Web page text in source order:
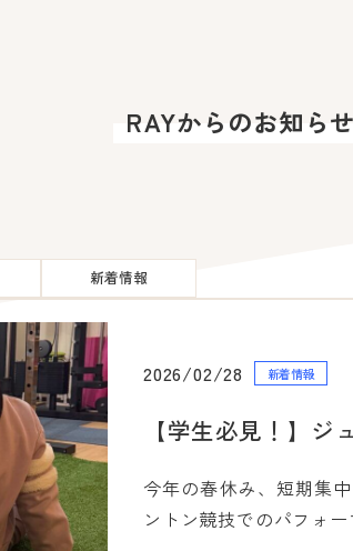
スペシャル
コラム
RAYからのお知らせ
新着情報
2026/02/28 新着情報
【学生必見！】ジ
今年の春休み、短期集
ントン競技でのパフォ